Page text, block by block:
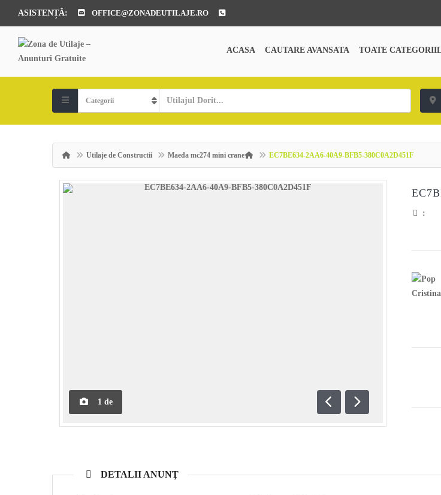
ASISTENȚĂ: OFFICE@ZONADEUTILAJE.RO
ACASA CAUTARE AVANSATA TOATE
Utilaje de Constructii Maeda mc274 mini crane EC7BE634-2AA6-40A9-BFB5-380C0A2D451F
1 de
Anterioară
Următoare
:
DETALII ANUNŢ